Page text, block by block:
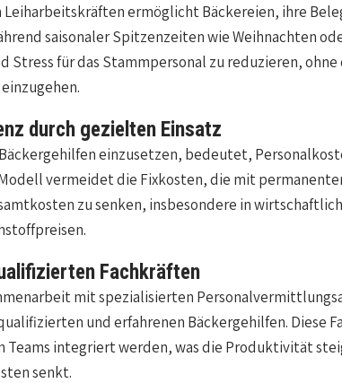
Leiharbeitskräften ermöglicht Bäckereien, ihre
saisonaler Spitzenzeiten wie Weihnachten
Stress für das Stammpersonal zu reduzieren,
durch gezielten Einsatz
einzusetzen, bedeutet,
vermeidet die Fixkosten, die mit
zu senken, insbesondere in
Fachkräften
mit spezialisierten
und erfahrenen Bäckergehilfen. Diese
Teams integriert werden, was die Produktivität
senkt.